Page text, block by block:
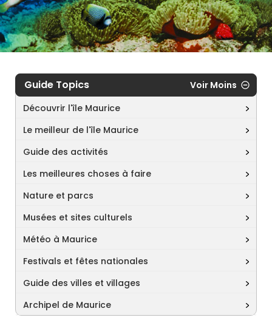
Guide Topics
Voir Moins
Découvrir l'île Maurice
Le meilleur de l'île Maurice
Guide des activités
Les meilleures choses à faire
Nature et parcs
Musées et sites culturels
Météo à Maurice
Festivals et fêtes nationales
Guide des villes et villages
Archipel de Maurice